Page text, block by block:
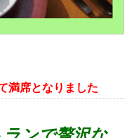
満席となりました